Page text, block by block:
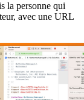
la personne qui
avec une URL